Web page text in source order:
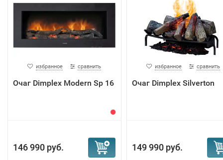
избранное сравнить
Очаг Dimplex Modern Sp 16
146 990 руб.
избранное сравнить
Очаг Dimplex Silverton
149 990 руб.